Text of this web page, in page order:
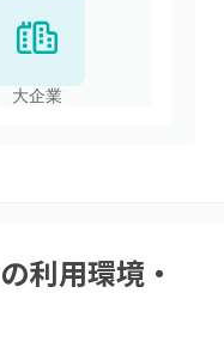
大企業
の利用環境・